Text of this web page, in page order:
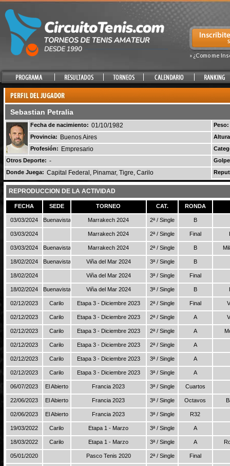
» ¿Como me
Sebastian Petralia
Fecha de nacimiento: 01/10/1982
Peso:
Provincia:
Buenos Aires
Profesión:
Empresario
Otros Deporte: -
Donde Juega: Capital Federal, Pinamar, Tigre, Carilo
REPRODUCCION DE LA ACTIVIDAD
FECHA SEDE TORNEO CAT. RONDA
03/03/2024 Buenavista Marrakech 2024 2ª / Single B
03/03/2024 Marrakech 2024 2ª / Single Final
03/03/2024 Buenavista Marrakech 2024 2ª / Single B
18/02/2024 Buenavista Viña del Mar 2024 3ª / Single B
18/02/2024 Viña del Mar 2024 3ª / Single Final
18/02/2024 Buenavista Viña del Mar 2024 3ª / Single B
02/12/2023 Carilo Etapa 3 - Diciembre 2023 2ª / Single Final
02/12/2023 Carilo Etapa 3 - Diciembre 2023 2ª / Single A
02/12/2023 Carilo Etapa 3 - Diciembre 2023 2ª / Single A
02/12/2023 Carilo Etapa 3 - Diciembre 2023 2ª / Single A
02/12/2023 Carilo Etapa 3 - Diciembre 2023 3ª / Single A
02/12/2023 Carilo Etapa 3 - Diciembre 2023 3ª / Single A
06/07/2023 El Abierto Francia 2023 3ª / Single Cuartos
22/06/2023 El Abierto Francia 2023 3ª / Single Octavos
02/06/2023 El Abierto Francia 2023 3ª / Single R32
19/03/2022 Carilo Etapa 1 - Marzo 3ª / Single A
18/03/2022 Carilo Etapa 1 - Marzo 3ª / Single A
05/01/2020 Pasco Tenis 2020 2ª / Single Final